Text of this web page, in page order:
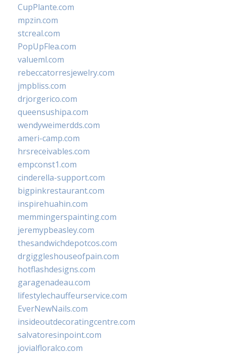
CupPlante.com
mpzin.com
stcreal.com
PopUpFlea.com
valueml.com
rebeccatorresjewelry.com
jmpbliss.com
drjorgerico.com
queensushipa.com
wendyweimerdds.com
ameri-camp.com
hrsreceivables.com
empconst1.com
cinderella-support.com
bigpinkrestaurant.com
inspirehuahin.com
memmingerspainting.com
jeremypbeasley.com
thesandwichdepotcos.com
drgiggleshouseofpain.com
hotflashdesigns.com
garagenadeau.com
lifestylechauffeurservice.com
EverNewNails.com
insideoutdecoratingcentre.com
salvatoresinpoint.com
jovialfloralco.com